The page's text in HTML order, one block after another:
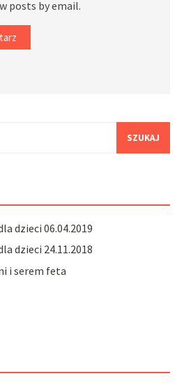
posts by email.
dzieci 06.04.2019
dzieci 24.11.2018
i serem feta